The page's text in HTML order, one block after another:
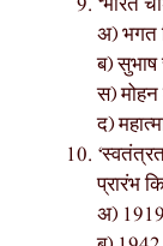
अ) भगत
ब)
स)
द)
प्रारंभ
अ) 1919